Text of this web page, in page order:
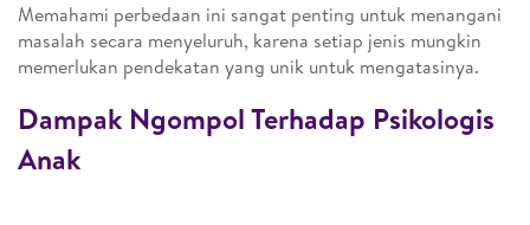
Memahami perbedaan ini sangat penting untuk menangani
masalah secara menyeluruh, karena setiap jenis mungkin
memerlukan pendekatan yang unik untuk mengatasinya.
Dampak Ngompol Terhadap Psikologis
Anak